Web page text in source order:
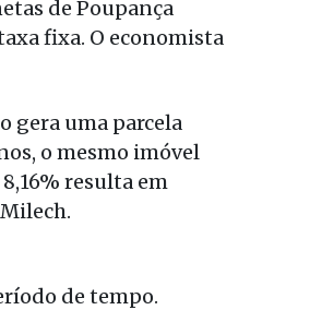
de Poupança
fixa. O economista
gera uma parcela
o mesmo imóvel
resulta em
de tempo.